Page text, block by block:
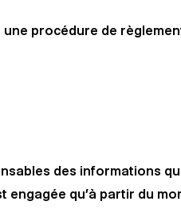
procédure de
des informations
engagée qu’à partir du